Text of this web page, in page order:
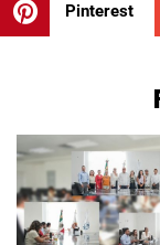
Pinterest